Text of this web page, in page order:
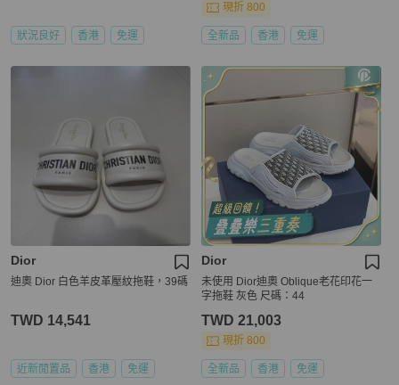
狀況良好 香港 免運
現折 800
全新品 香港 免運
Dior
迪奧 Dior 白色羊皮革壓紋拖鞋，39碼
TWD 14,541
近新閒置品 香港 免運
Dior
未使用 Dior迪奧 Oblique老花印花一
字拖鞋 灰色 尺碼：44
TWD 21,003
現折 800
全新品 香港 免運